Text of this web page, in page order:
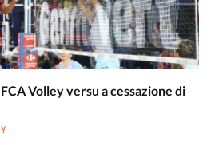
Volley versu a cessazione di